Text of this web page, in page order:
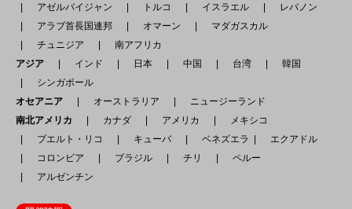
アゼルバイジャン
トルコ イスラエル
レバノン
アラブ首長国連邦
オマーン
マダガスカル
チュニジア
南アフリカ
アジア
インド 日本 中国 台湾
韓国
シンガポール
オセアニア
オーストラリア
ニュージーランド
南北アメリカ
カナダ アメリカ
メキシコ
プエルト・リコ
キューバ ベネズエラ
エクアドル
コロンビア
ブラジル チリ
ペルー
アルゼンチン